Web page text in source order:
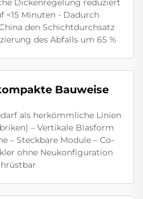
Dickenregelung reduziert
<15 Minuten - Dadurch
den Schichtdurchsatz
des Abfalls um 65 %
Bauweise
als herkömmliche Linien
– Vertikale Blasform
– Steckbare Module – Co-
ohne Neukonfiguration